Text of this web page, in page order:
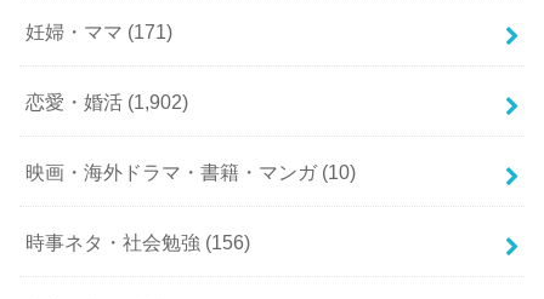
妊婦・ママ (171)
恋愛・婚活 (1,902)
映画・海外ドラマ・書籍・マンガ (10)
時事ネタ・社会勉強 (156)